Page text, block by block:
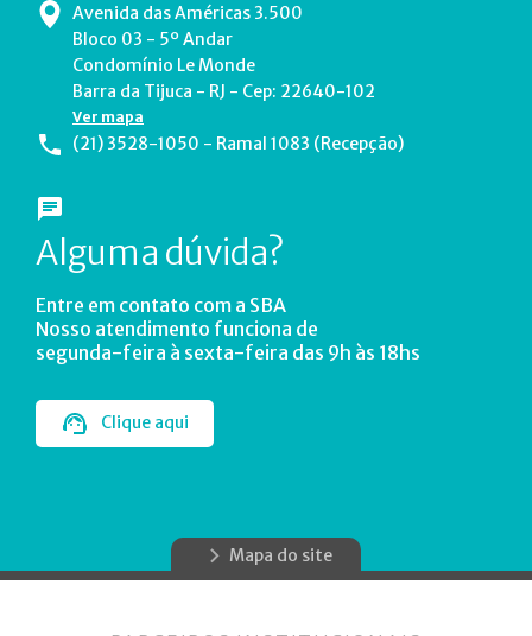
Avenida das Américas 3.500
Bloco 03 - 5º Andar
Condomínio Le Monde
Barra da Tijuca - RJ - Cep: 22640-102
Ver mapa
(21) 3528-1050 - Ramal 1083 (Recepção)
Alguma dúvida?
Entre em contato com a SBA
Nosso atendimento funciona de
segunda-feira à sexta-feira das 9h às 18hs
Clique aqui
Mapa do site